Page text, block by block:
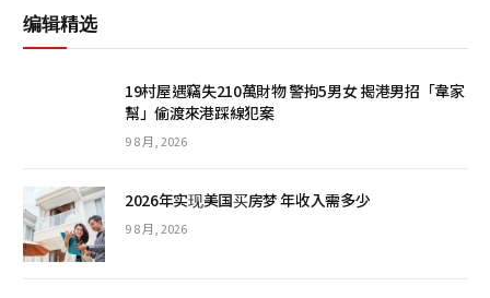
编辑精选
19村屋遇竊失210萬財物 警拘5男女 揭港男招「韋家
幫」偷渡來港踩線犯案
9 8 月, 2026
2026年实现美国买房梦 年收入需多少
9 8 月, 2026